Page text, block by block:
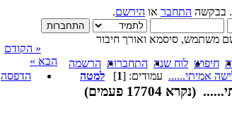
. בבקשה התחבר או הירשם.
משתמש, סיסמא ואורך חיבור
חיפוש לוח שנה התחברות הרשמה
אמיתי......
« הקודם
הבא »
הדפסה
עמודים: [1
] למטה
17704 פעמים)